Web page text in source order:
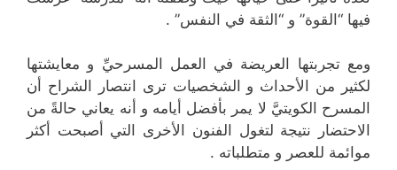
فيها “القوة” و “الثقة في النفس” .
ومع تجربتها العريضة في العمل المسرحيِّ و معايشتها
لكثير من الأحداث و الشخصيات ترى انتصار الشراح أن
المسرح الكويتيَّ لا يمر بأفضل أيامه و أنه يعاني حالةً من
الاحتضار نتيجة لتغول الفنون الأخرى التي أصبحت أكثر
موائمة للعصر و متطلباته .